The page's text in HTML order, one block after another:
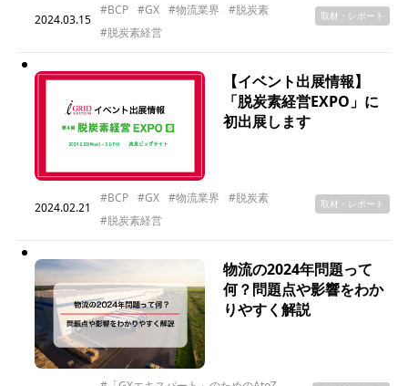
2024.03.15
#BCP #GX #物流業界
#脱炭素
#脱炭素経営
取材・レポート
【イベント出展情報】
「脱炭素経営EXPO」に
初出展します
2024.02.21
#BCP #GX #物流業界
#脱炭素
#脱炭素経営
取材・レポート
物流の2024年問題って
何？問題点や影響をわか
りやすく解説